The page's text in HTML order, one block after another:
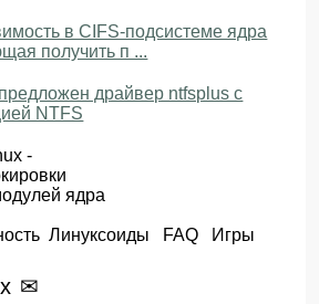
в CIFS-подсистеме ядра
получить п ...
драйвер ntfsplus с
NTFS
-
ядра
Линуксоиды FAQ Игры
✉